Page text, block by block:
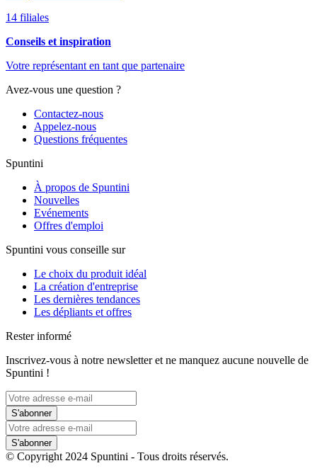
14 filiales
Conseils et inspiration
Votre représentant en tant que partenaire
Avez-vous une question ?
Contactez-nous
Appelez-nous
Questions fréquentes
Spuntini
À propos de Spuntini
Nouvelles
Evénements
Offres d'emploi
Spuntini vous conseille sur
Le choix du produit idéal
La création d'entreprise
Les dernières tendances
Les dépliants et offres
Rester informé
Inscrivez-vous à notre newsletter et ne manquez aucune nouvelle de
Spuntini !
S'abonner
S'abonner
© Copyright 2024 Spuntini - Tous droits réservés.